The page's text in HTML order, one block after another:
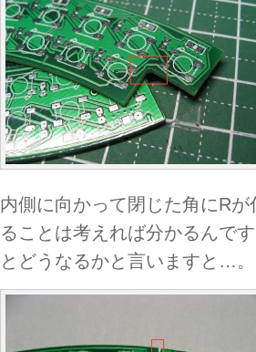
内側に向かって閉じた角にR
ることは考えれば分かるんで
とどうなるかと言いますと…。